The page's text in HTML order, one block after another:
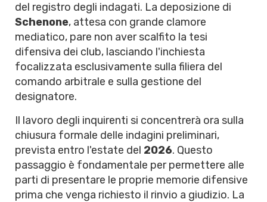
del registro degli indagati. La deposizione di
Schenone, attesa con grande clamore
mediatico, pare non aver scalfito la tesi
difensiva dei club, lasciando l'inchiesta
focalizzata esclusivamente sulla filiera del
comando arbitrale e sulla gestione del
designatore.
Il lavoro degli inquirenti si concentrerà ora sulla
chiusura formale delle indagini preliminari,
prevista entro l'estate del 2026. Questo
passaggio è fondamentale per permettere alle
parti di presentare le proprie memorie difensive
prima che venga richiesto il rinvio a giudizio. La